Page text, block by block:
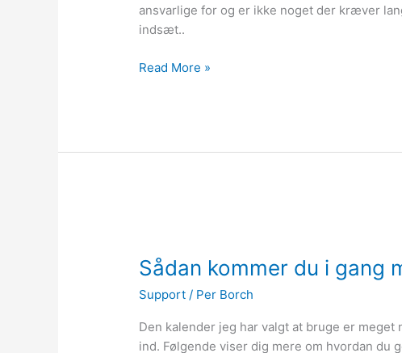
ansvarlige for og er ikke noget der kræver
indsæt..
Read More »
Sådan kommer du i gang
Support / Per Borch
Den kalender jeg har valgt at bruge er
ind. Følgende viser dig mere om hvordan
du
gang
med
at